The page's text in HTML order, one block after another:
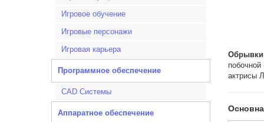
Игровое обучение
Игровые персонажи
Игровая карьера
Программное обеспечение
CAD Системы
Аппаратное обеспечение
актрисы